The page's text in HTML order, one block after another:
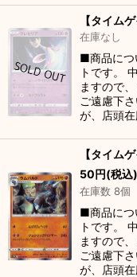
【タイム
在庫なし
■商品につ
トです。
ますので
ご遠慮下
が、店頭
【タイム
50円(税込)
在庫数 8個
■商品につ
トです。
ますので
ご遠慮下
が、店頭